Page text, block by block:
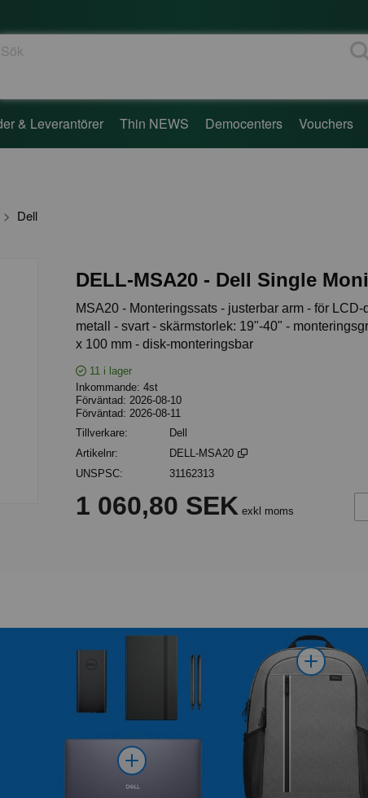
Sök
& Leverantörer Thin NEWS Democenters Vouchers
Dell
DELL-MSA20 - Dell Single
MSA20 - Monteringssats - justerbar arm - för LCD-
metall - svart - skärmstorlek: 19"-40" -
x 100 mm - disk-monteringsbar
11 i lager
Inkommande 4st
Förväntad 2026-08-10
Förväntad 2026-08-11
Tillverkare
Dell
Artikelnr
DELL-MSA20
UNSPSC
31162313
1 060,80 SEK exkl moms